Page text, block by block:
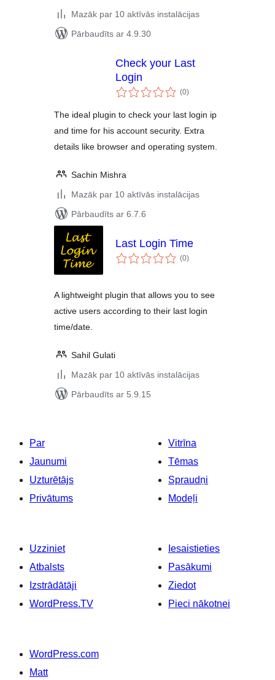
Mazāk par 10 aktīvās instalācijas
Pārbaudīts ar 4.9.30
Check your Last
Login
(0vērtējumu
kopsumma
)
The ideal plugin to check your last login ip
and time for his account security. Extra
details like browser and operating system.
Sachin Mishra
Mazāk par 10 aktīvās instalācijas
Pārbaudīts ar 6.7.6
Last Login Time
(0vērtējumu
kopsumma
)
A lightweight plugin that allows you to see
active users according to their last login
time/date.
Sahil Gulati
Mazāk par 10 aktīvās instalācijas
Pārbaudīts ar 5.9.15
Par
Jaunumi
Uzturētājs
Privātums
Vitrīna
Tēmas
Spraudņi
Modeļi
Uzziniet
Atbalsts
Izstrādātāji
WordPress.TV
Iesaistieties
Pasākumi
Ziedot
Pieci nākotnei
WordPress.com
Matt